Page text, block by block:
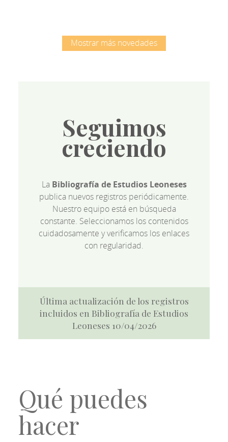
Mostrar más novedades
Seguimos
creciendo
La Bibliografía de Estudios Leoneses
publica nuevos registros periódicamente.
Nuestro equipo está en búsqueda
constante. Seleccionamos los contenidos
cuidadosamente y verificamos los enlaces
con regularidad.
Última actualización de los registros
incluidos en Bibliografía de Estudios
Leoneses 10/04/2026
Qué puedes
hacer